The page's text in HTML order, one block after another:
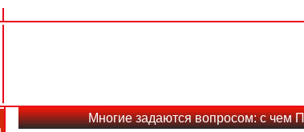
Многие задаются вопросом: с чем